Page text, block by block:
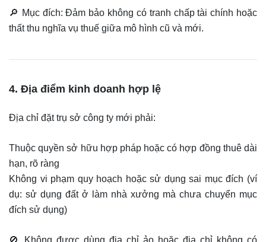
🔎 Mục đích: Đảm bảo không có tranh chấp tài chính hoặc
thất thu nghĩa vụ thuế giữa mô hình cũ và mới.
4. Địa điểm kinh doanh hợp lệ
Địa chỉ đặt trụ sở công ty mới phải:
Thuộc quyền sở hữu hợp pháp hoặc có hợp đồng thuê dài
hạn, rõ ràng
Không vi phạm quy hoạch hoặc sử dụng sai mục đích (ví
dụ: sử dụng đất ở làm nhà xưởng mà chưa chuyển mục
đích sử dụng)
🚫 Không được dùng địa chỉ ảo hoặc địa chỉ không có